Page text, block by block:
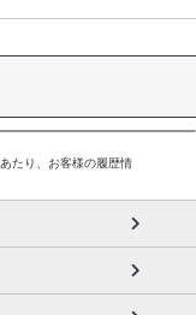
たり、お客様の履歴情